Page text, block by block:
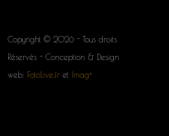
Copyright © 2026 - Tous droits
Réservés - Conception & Design
web: FotoLive.fr et Imag+